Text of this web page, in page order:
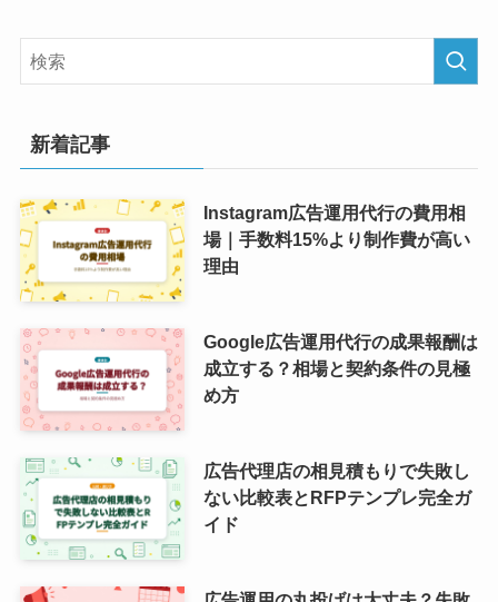
新着記事
Instagram広告運用代行の費用相
場｜手数料15%より制作費が高い
理由
Google広告運用代行の成果報酬は
成立する？相場と契約条件の見極
め方
広告代理店の相見積もりで失敗し
ない比較表とRFPテンプレ完全ガ
イド